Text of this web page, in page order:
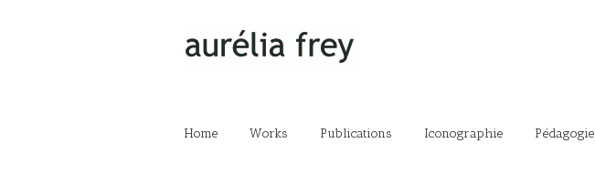
Home Works Publications Iconographie Pédagogie